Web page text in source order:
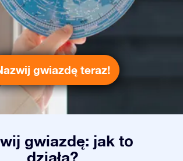
gwiazdę teraz!
gwiazdę: jak to
działa?